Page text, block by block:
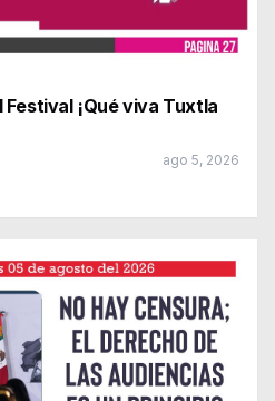
¡Qué viva Tuxtla
ago 5, 2026